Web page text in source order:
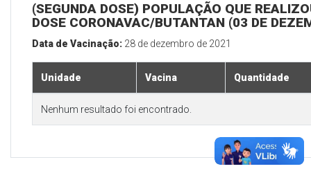
(SEGUNDA DOSE) POPULAÇÃO QUE
DOSE CORONAVAC/BUTANTAN (03 DE
Data de Vacinação: 28 de dezembro de 2021
Unidade Vacina Quantidade
Nenhum resultado foi encontrado.